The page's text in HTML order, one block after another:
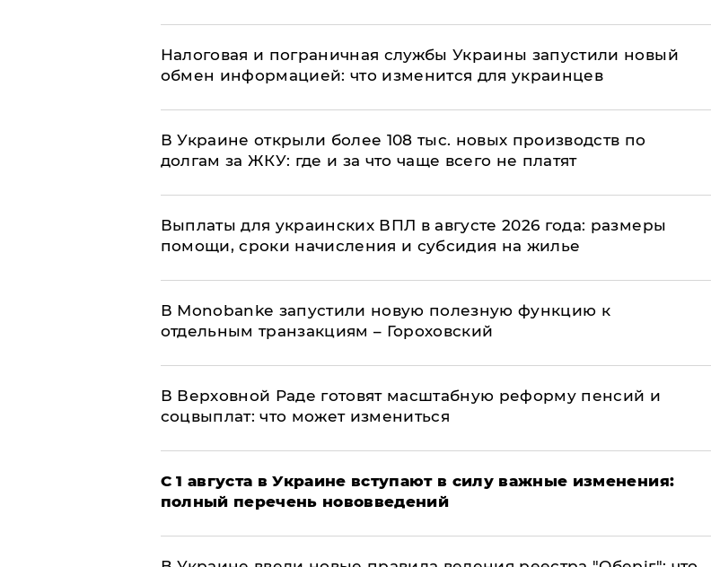
Налоговая и пограничная службы Украины запустили новый
обмен информацией: что изменится для украинцев
В Украине открыли более 108 тыс. новых производств по
долгам за ЖКУ: где и за что чаще всего не платят
Выплаты для украинских ВПЛ в августе 2026 года: размеры
помощи, сроки начисления и субсидия на жилье
В Мonobankе запустили новую полезную функцию к
отдельным транзакциям – Гороховский
В Верховной Раде готовят масштабную реформу пенсий и
соцвыплат: что может измениться
С 1 августа в Украине вступают в силу важные изменения:
полный перечень нововведений